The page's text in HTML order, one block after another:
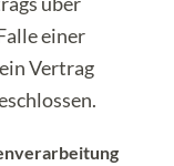
einer
Vertrag